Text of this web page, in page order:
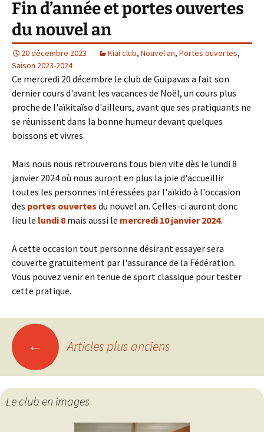
Fin d’année et portes ouvertes
du nouvel an
20 décembre 2023 Kiai club, Nouvel an, Portes ouvertes,
Saison 2023-2024
Ce mercredi 20 décembre le club de Guipavas a fait son
dernier cours d'avant les vacances de Noël, un cours plus
proche de l'aïkitaïso d'ailleurs, avant que ses pratiquants ne
se réunissent dans la bonne humeur devant quelques
boissons et vivres.
Mais nous nous retrouverons tous bien vite dès le lundi 8
janvier 2024 où nous auront en plus la joie d'accueillir
toutes les personnes intéressées par l'aïkido à l'occasion
des portes ouvertes du nouvel an. Celles-ci auront donc
lieu le lundi 8 mais aussi le mercredi 10 janvier 2024.
A cette occasion tout personne désirant essayer sera
couverte gratuitement par l'assurance de la Fédération.
Vous pouvez venir en tenue de sport classique pour tester
cette pratique.
Navigation
des
articles
← Articles plus anciens
Le club en images